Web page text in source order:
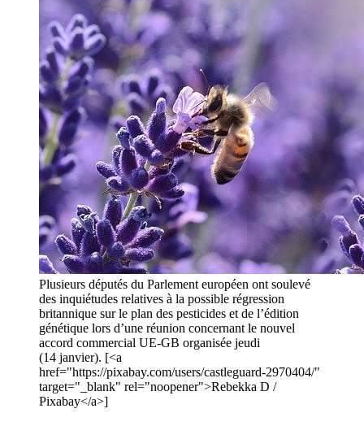
Plusieurs députés du Parlement européen ont soulevé
des inquiétudes relatives à la possible régression
britannique sur le plan des pesticides et de l’édition
génétique lors d’une réunion concernant le nouvel
accord commercial UE-GB organisée jeudi
(14 janvier). [<a
href="https://pixabay.com/users/castleguard-2970404/"
target="_blank" rel="noopener">Rebekka D /
Pixabay</a>]